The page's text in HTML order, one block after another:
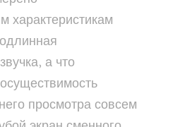
характеристикам
а что
просмотра совсем